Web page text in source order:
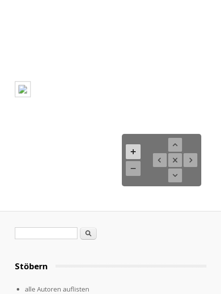
Search
Stöbern
alle Autoren auflisten